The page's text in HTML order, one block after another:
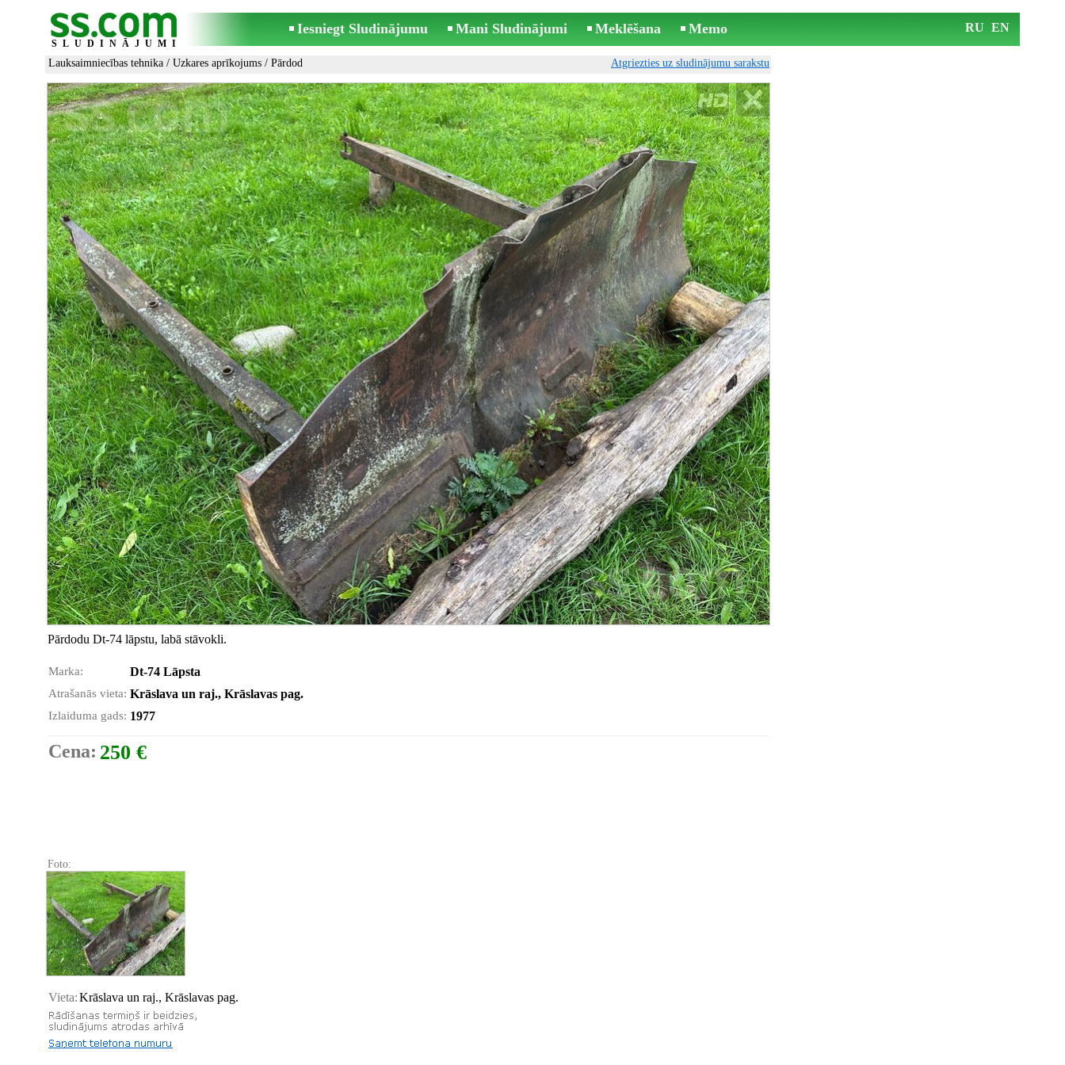
SLUDINĀJUMI
Iesniegt Sludinājumu Mani Sludinājumi Meklēšana Memo RU EN
Lauksaimniecības tehnika / Uzkares aprīkojums / Pārdod Atgriezties uz sludinājumu sarakstu
Pārdodu Dt-74 lāpstu, labā stāvokli.
Marka: Dt-74 Lāpsta
Atrašanās vieta: Krāslava un raj., Krāslavas pag.
Izlaiduma gads: 1977
Cena: 250 €
Foto:
Vieta:Krāslava un raj., Krāslavas pag.